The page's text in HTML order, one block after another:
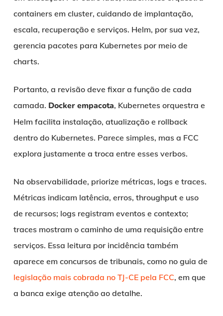
containers em cluster, cuidando de implantação,
escala, recuperação e serviços. Helm, por sua vez,
gerencia pacotes para Kubernetes por meio de
charts.
Portanto, a revisão deve fixar a função de cada
camada. Docker empacota, Kubernetes orquestra e
Helm facilita instalação, atualização e rollback
dentro do Kubernetes. Parece simples, mas a FCC
explora justamente a troca entre esses verbos.
Na observabilidade, priorize métricas, logs e traces.
Métricas indicam latência, erros, throughput e uso
de recursos; logs registram eventos e contexto;
traces mostram o caminho de uma requisição entre
serviços. Essa leitura por incidência também
aparece em concursos de tribunais, como no guia de
legislação mais cobrada no TJ-CE pela FCC, em que
a banca exige atenção ao detalhe.